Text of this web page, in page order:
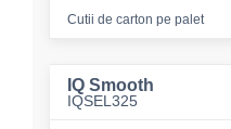
Cutii de carton pe palet
IQ Smooth
IQSEL325